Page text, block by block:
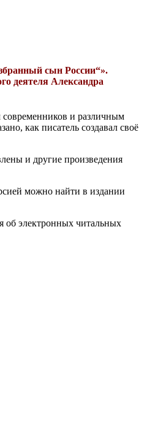
сын России“».
деятеля Александра
современников и различным
как писатель создавал своё
и другие произведения
можно найти в издании
об электронных читальных